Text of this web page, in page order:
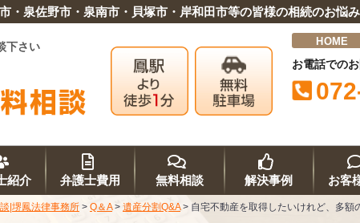
・泉佐野市・泉南市・貝塚市・岸和田市等の皆様の相続のお悩
下さい HOME
お電話での
紹介 弁護士費用 無料相談 解決事例 お客
|堺鳳法律事務所 > Q＆A> 遺産分割Q&A> 自宅不動産を取得したいけれど、多